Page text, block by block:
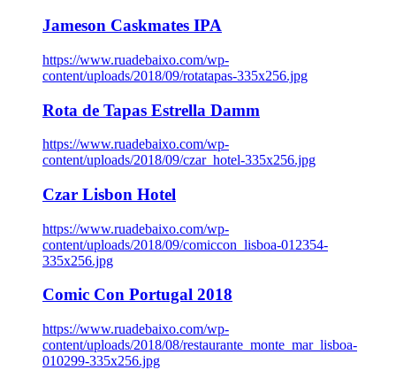
Jameson Caskmates IPA
https://www.ruadebaixo.com/wp-
content/uploads/2018/09/rotatapas-335x256.jpg
Rota de Tapas Estrella Damm
https://www.ruadebaixo.com/wp-
content/uploads/2018/09/czar_hotel-335x256.jpg
Czar Lisbon Hotel
https://www.ruadebaixo.com/wp-
content/uploads/2018/09/comiccon_lisboa-012354-
335x256.jpg
Comic Con Portugal 2018
https://www.ruadebaixo.com/wp-
content/uploads/2018/08/restaurante_monte_mar_lisboa-
010299-335x256.jpg